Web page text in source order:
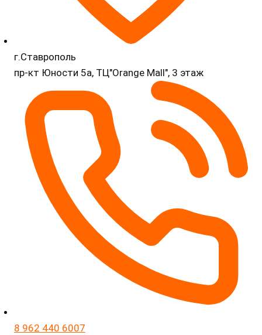
г.Ставрополь
пр-кт Юности 5а, ТЦ"Orange Mall", 3 этаж
8 962 440 6007